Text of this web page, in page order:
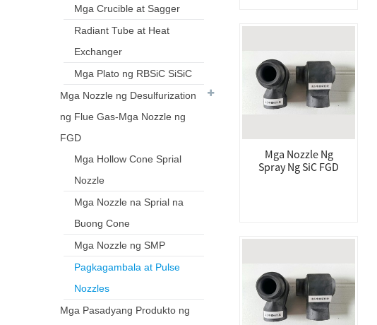
Mga Crucible at Sagger
Radiant Tube at Heat
Exchanger
Mga Plato ng RBSiC SiSiC
Mga Nozzle ng Desulfurization
ng Flue Gas-Mga Nozzle ng
FGD
Mga Hollow Cone Sprial
Nozzle
Mga Nozzle na Sprial na
Buong Cone
Mga Nozzle ng SMP
Pagkagambala at Pulse
Nozzles
Mga Pasadyang Produkto ng
Mga Nozzle Ng
Spray Ng SiC FGD